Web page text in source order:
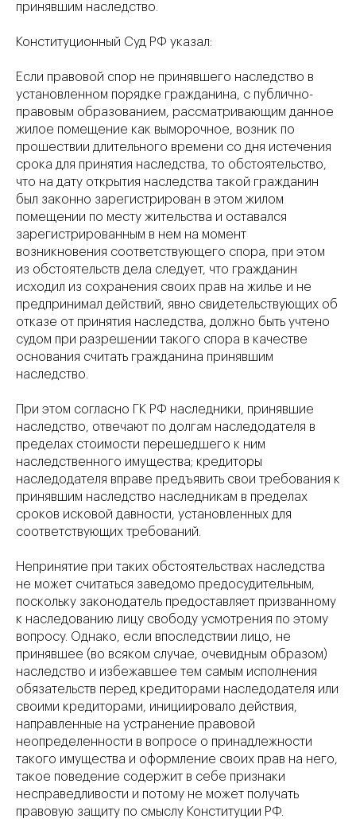
принявшим наследство.
Конституционный Суд РФ указал:
Если правовой спор не принявшего наследство в
установленном порядке гражданина, с публично-
правовым образованием, рассматривающим данное
жилое помещение как выморочное, возник по
прошествии длительного времени со дня истечения
срока для принятия наследства, то обстоятельство,
что на дату открытия наследства такой гражданин
был законно зарегистрирован в этом жилом
помещении по месту жительства и оставался
зарегистрированным в нем на момент
возникновения соответствующего спора, при этом
из обстоятельств дела следует, что гражданин
исходил из сохранения своих прав на жилье и не
предпринимал действий, явно свидетельствующих об
отказе от принятия наследства, должно быть учтено
судом при разрешении такого спора в качестве
основания считать гражданина принявшим
наследство.
При этом согласно ГК РФ наследники, принявшие
наследство, отвечают по долгам наследодателя в
пределах стоимости перешедшего к ним
наследственного имущества; кредиторы
наследодателя вправе предъявить свои требования к
принявшим наследство наследникам в пределах
сроков исковой давности, установленных для
соответствующих требований.
Непринятие при таких обстоятельствах наследства
не может считаться заведомо предосудительным,
поскольку законодатель предоставляет призванному
к наследованию лицу свободу усмотрения по этому
вопросу. Однако, если впоследствии лицо, не
принявшее (во всяком случае, очевидным образом)
наследство и избежавшее тем самым исполнения
обязательств перед кредиторами наследодателя или
своими кредиторами, инициировало действия,
направленные на устранение правовой
неопределенности в вопросе о принадлежности
такого имущества и оформление своих прав на него,
такое поведение содержит в себе признаки
несправедливости и потому не может получать
правовую защиту по смыслу Конституции РФ.